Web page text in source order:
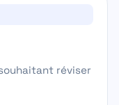
réviser